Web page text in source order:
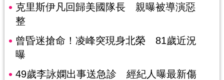
克里斯伊凡回歸美國隊長 親曝被導演惡
整
曾昏迷搶命！凌峰突現身北榮 81歲近況
曝
49歲李詠嫻出事送急診 經紀人曝最新傷